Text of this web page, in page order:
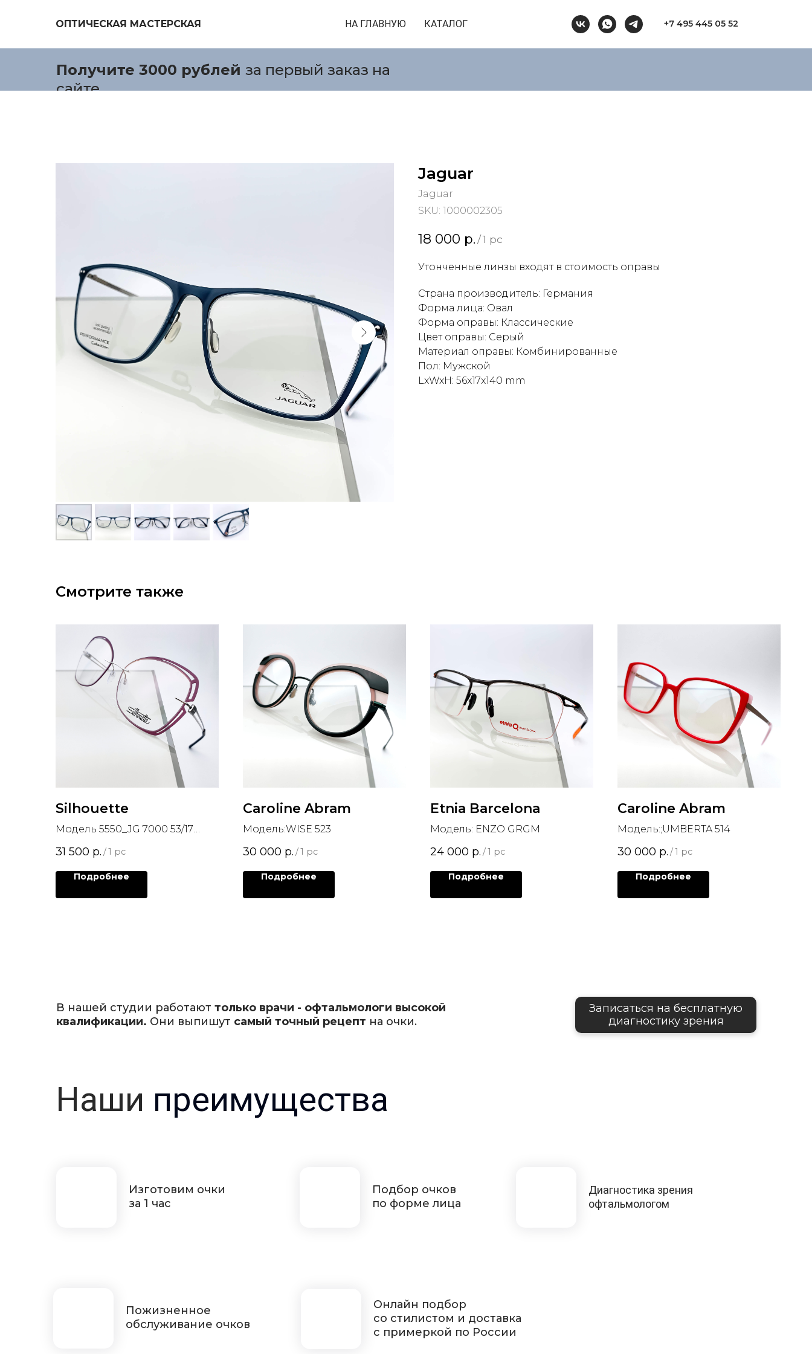
ОПТИЧЕСКАЯ МАСТЕРСКАЯ НА ГЛАВНУЮ КАТАЛОГ +7 495 445 05 52
Получите 3000 рублей за первый заказ на
сайте.
Jaguar
Jaguar
SKU: 1000002305
18 000 р. /1 pc
Утонченные линзы входят в стоимость оправы
Страна производитель: Германия
Форма лица: Овал
Форма оправы: Классические
Цвет оправы: Серый
Материал оправы: Комбинированные
Пол: Мужской
LxWxH: 56x17x140 mm
Смотрите также
Silhouette
Модель 5550_JG 7000 53/17
Sil_Aperture_AccentRings
31 500 р. /1 pc
Подробнее
Caroline Abram
Модель:WISE 523
30 000 р. /1 pc
Подробнее
Etnia Barcelona
Модель: ENZO GRGM
24 000 р. /1 pc
Подробнее
Caroline Abram
Модель:;UMBERTA 514
30 000 р. /1 pc
Подробнее
В нашей студии работают только врачи - офтальмологи высокой
квалификации. Они выпишут самый точный рецепт на очки.
Записаться на бесплатную
диагностику зрения
Наши преимущества
Изготовим очки
за 1 час
Подбор очков
по форме лица
Пожизненное
обслуживание очков
Онлайн подбор
со стилистом и доставка
с примеркой по России
Диагностика зрения
офтальмологом